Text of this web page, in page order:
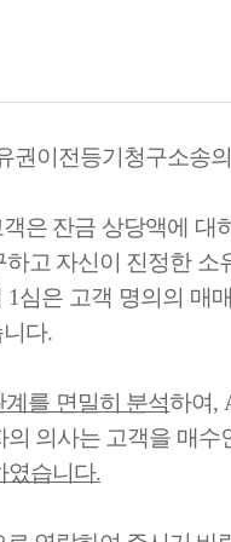
권이전등기청구소송
은 잔금 상당액에 대
고 자신이 진정한 소
심은 고객 명의의 매
다.
를 면밀히 분석하여,
의사는 고객을 매
였습니다.